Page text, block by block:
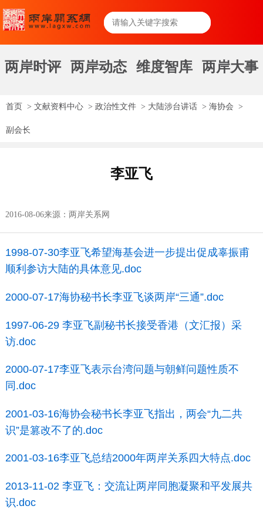
两岸时评 两岸动态 维度智库 两岸大事
首页 > 文献资料中心 > 政治性文件 > 大陆涉台讲话 > 海协会 >
副会长
李亚飞
2016-08-06来源：两岸关系网
1998-07-30李亚飞希望海基会进一步提出促成辜振甫
顺利参访大陆的具体意见.doc
2000-07-17海协秘书长李亚飞谈两岸“三通”.doc
1997-06-29 李亚飞副秘书长接受香港（文汇报）采
访.doc
2000-07-17李亚飞表示台湾问题与朝鲜问题性质不
同.doc
2001-03-16海协会秘书长李亚飞指出，两会“九二共
识”是篡改不了的.doc
2001-03-16李亚飞总结2000年两岸关系四大特点.doc
2013-11-02 李亚飞：交流让两岸同胞凝聚和平发展共
识.doc